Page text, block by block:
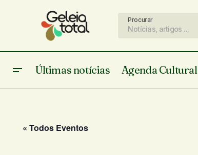
Procurar
Últimas notícias Agenda Cultural
« Todos Eventos